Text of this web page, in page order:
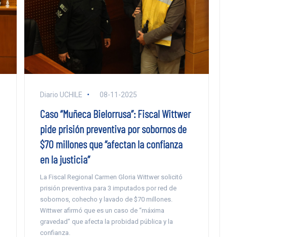
Diario UCHILE 08-11-2025
Caso “Muñeca Bielorrusa”: Fiscal Wittwer
pide prisión preventiva por sobornos de
$70 millones que “afectan la confianza
en la justicia”
La Fiscal Regional Carmen Gloria Wittwer solicitó
prisión preventiva para 3 imputados por red de
sobornos, cohecho y lavado de $70 millones.
Wittwer afirmó que es un caso de “máxima
gravedad” que afecta la probidad pública y la
confianza.